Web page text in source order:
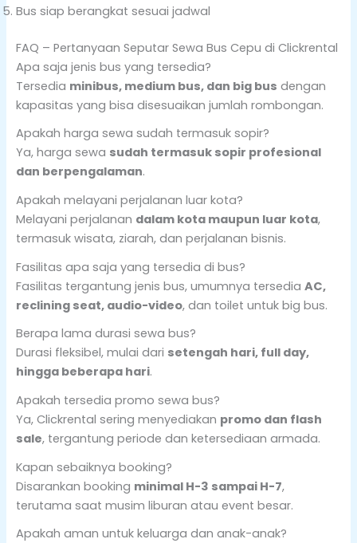
Bus siap berangkat sesuai jadwal
FAQ – Pertanyaan Seputar Sewa Bus Cepu di Clickrental
Apa saja jenis bus yang tersedia?
Tersedia minibus, medium bus, dan big bus dengan
kapasitas yang bisa disesuaikan jumlah rombongan.
Apakah harga sewa sudah termasuk sopir?
Ya, harga sewa sudah termasuk sopir profesional
dan berpengalaman.
Apakah melayani perjalanan luar kota?
Melayani perjalanan dalam kota maupun luar kota,
termasuk wisata, ziarah, dan perjalanan bisnis.
Fasilitas apa saja yang tersedia di bus?
Fasilitas tergantung jenis bus, umumnya tersedia AC,
reclining seat, audio-video, dan toilet untuk big bus.
Berapa lama durasi sewa bus?
Durasi fleksibel, mulai dari setengah hari, full day,
hingga beberapa hari.
Apakah tersedia promo sewa bus?
Ya, Clickrental sering menyediakan promo dan flash
sale, tergantung periode dan ketersediaan armada.
Kapan sebaiknya booking?
Disarankan booking minimal H-3 sampai H-7,
terutama saat musim liburan atau event besar.
Apakah aman untuk keluarga dan anak-anak?